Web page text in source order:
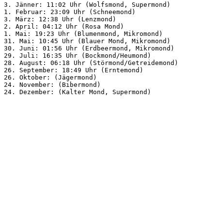
3. Jänner: 11:02 Uhr (Wolfsmond, Supermond)
1. Februar: 23:09 Uhr (Schneemond)
3. März: 12:38 Uhr (Lenzmond)
2. April: 04:12 Uhr (Rosa Mond)
1. Mai: 19:23 Uhr (Blumenmond, Mikromond)
31. Mai: 10:45 Uhr (Blauer Mond, Mikromond)
30. Juni: 01:56 Uhr (Erdbeermond, Mikromond)
29. Juli: 16:35 Uhr (Bockmond/Heumond)
28. August: 06:18 Uhr (Störmond/Getreidemond)
26. September: 18:49 Uhr (Erntemond)
26. Oktober: (Jägermond)
24. November: (Bibermond)
24. Dezember: (Kalter Mond, Supermond)